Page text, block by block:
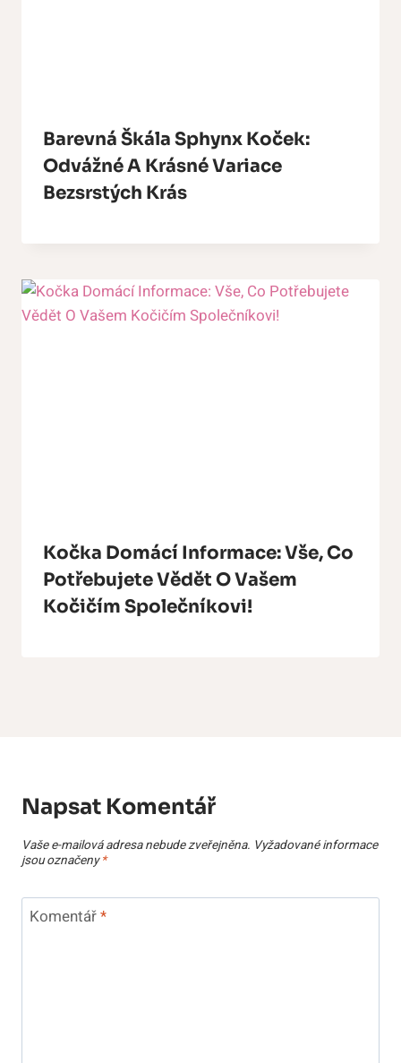
Barevná Škála Sphynx Koček:
Odvážné A Krásné Variace
Bezsrstých Krás
Kočka Domácí Informace: Vše, Co
Potřebujete Vědět O Vašem
Kočičím Společníkovi!
Napsat Komentář
Vaše e-mailová adresa nebude zveřejněna. Vyžadované informace
jsou označeny*
Komentář*